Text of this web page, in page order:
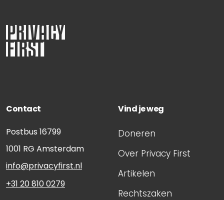
Contact
Postbus 16799
1001 RG Amsterdam
info@privacyfirst.nl
+31 20 810 0279
Vind je weg
Doneren
Over Privacy First
Artikelen
Rechtszaken